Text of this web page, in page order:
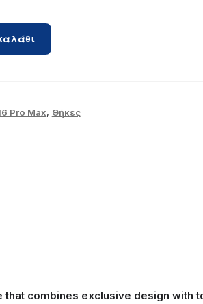
Pro Max, Θήκες
that combines exclusive design with